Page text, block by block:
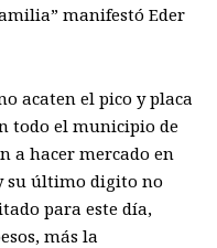
manifestó Eder
acaten el pico y placa
todo el municipio de
a hacer mercado en
su último digito no
para este día,
más la